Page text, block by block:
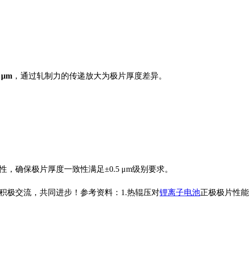
μm ，通过轧制力的传递放大为极片厚度差异。
确保极片厚度一致性满足±0.5 μm级别要求。
极交流，共同进步！参考资料：1.热辊压对锂离子电池正极极片性能